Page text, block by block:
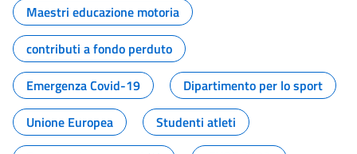
Maestri educazione motoria
contributi a fondo perduto
Emergenza Covid-19
Dipartimento per lo sport
Unione Europea
Studenti atleti